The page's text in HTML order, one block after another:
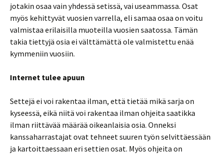
jotakin osaa vain yhdessä setissä, vai useammassa. Osat
myös kehittyvät vuosien varrella, eli samaa osaa on voitu
valmistaa erilaisilla muoteilla vuosien saatossa. Tämän
takia tiettyjä osia ei välttämättä ole valmistettu enää
kymmeniin vuosiin.
Internet tulee apuun
Settejä ei voi rakentaa ilman, että tietää mikä sarja on
kyseessä, eikä niitä voi rakentaa ilman ohjeita saatikka
ilman riittävää määrää oikeanlaisia osia. Onneksi
kanssaharrastajat ovat tehneet suuren työn selvittäessään
ja kartoittaessaan eri settien osat. Myös ohjeita on